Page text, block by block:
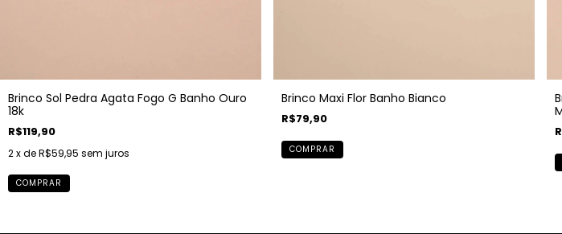
Brinco Sol Pedra Agata Fogo G Banho Ouro
18k
R$119,90
2x deR$59,95 sem juros
COMPRAR
Brinco Maxi Flor Banho Bianco
R$79,90
COMPRAR